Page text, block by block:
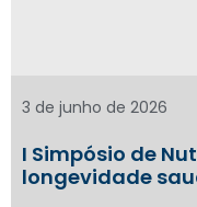
I Simpósio de
longevidade
3 de junho de 2026